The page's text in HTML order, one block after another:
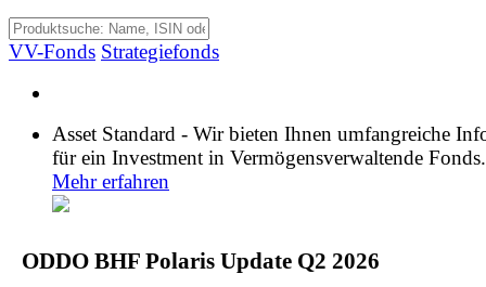
VV-Fonds Strategiefonds
Asset Standard - Wir bieten Ihnen umfangreiche
für ein Investment in Vermögensverwaltende Fonds.
Mehr erfahren
ODDO BHF Polaris Update Q2 2026